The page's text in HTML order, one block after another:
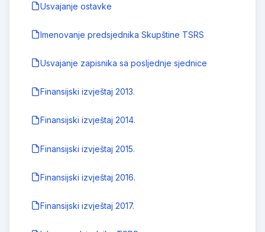
Usvajanje ostavke
Imenovanje predsjednika Skupštine TSRS
Usvajanje zapisnika sa posljednje sjednice
Finansijski izvještaj 2013.
Finansijski izvještaj 2014.
Finansijski izvještaj 2015.
Finansijski izvještaj 2016.
Finansijski izvještaj 2017.